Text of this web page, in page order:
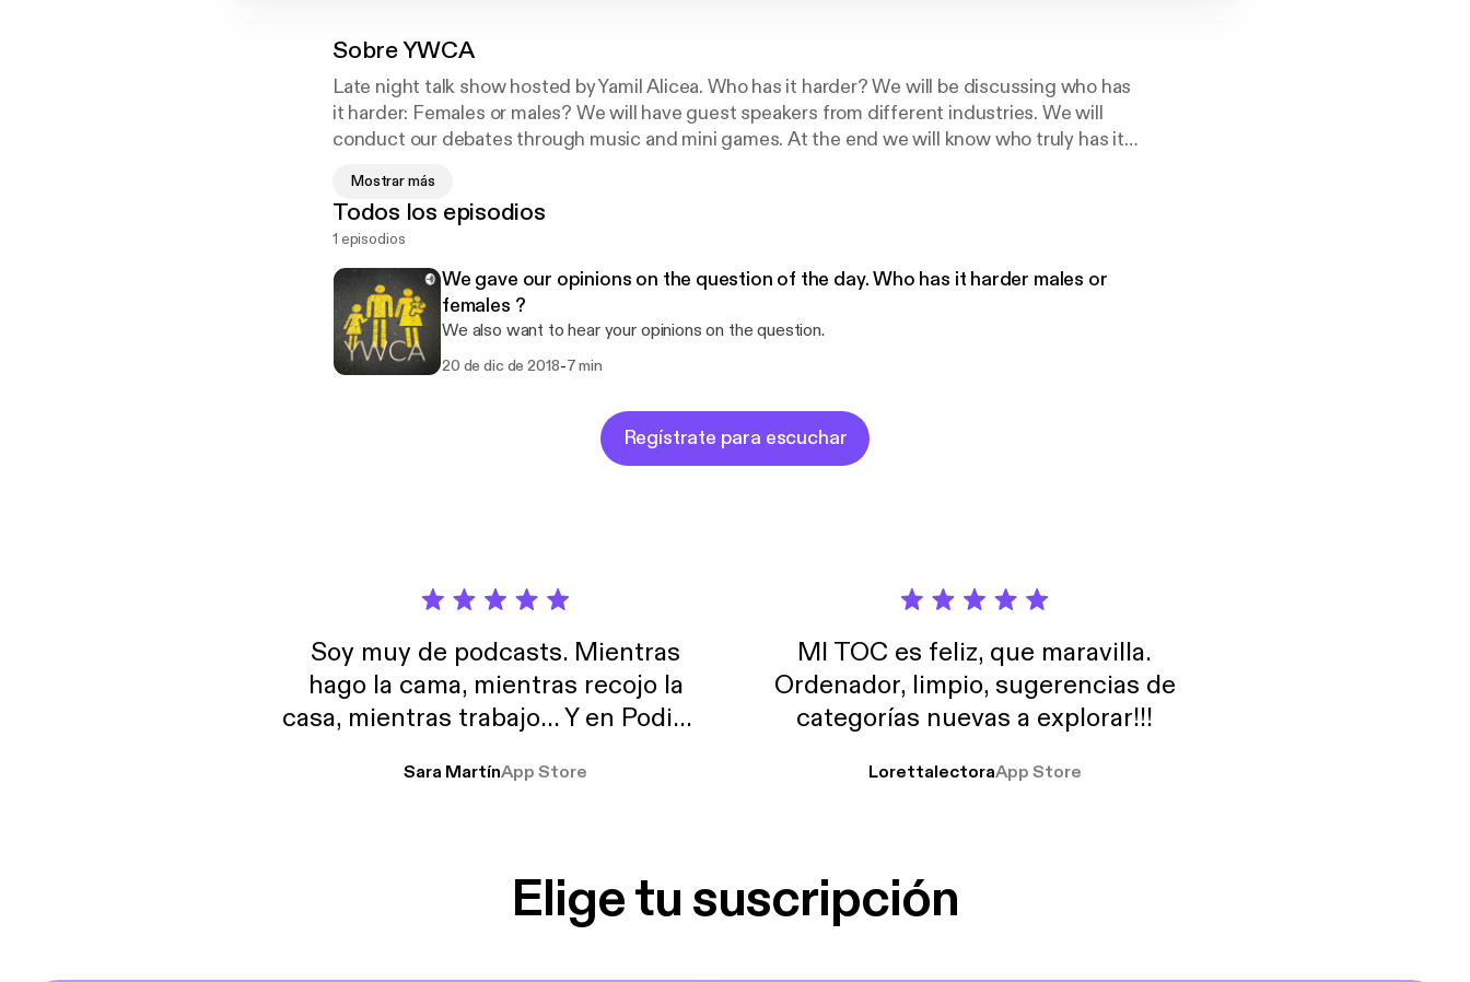
SobreYWCA
Late night talk show hosted by Yamil Alicea. Who has it harder? We will be discussing who has
it harder: Females or males? We will have guest speakers from different industries. We will
conduct our debates through music and mini games. At the end we will know who truly has it
Cover art photo provided by Sandy Millar on Unsplash:
Mostrar más
Todos los episodios
1 episodios
We gave our opinions on the question of the day. Who has it harder males or
females ?
We also want to hear your opinions on the question.
20 de dic de 2018-7 min
Regístrate para escuchar
Soy muy de podcasts. Mientras
hago la cama, mientras recojo la
casa, mientras trabajo… Y en Podimo
encantan. De emprendimiento, de
Sara MartínApp Store
MI TOC es feliz, que maravilla.
Ordenador, limpio, sugerencias de
categorías nuevas a explorar!!!
LorettalectoraApp Store
Elige tu suscripción